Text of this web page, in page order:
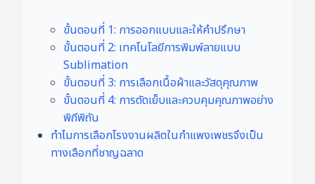
ขั้นตอนที่ 1: การออกแบบและให้คำปรึกษา
ขั้นตอนที่ 2: เทคโนโลยีการพิมพ์ลายแบบ
Sublimation
ขั้นตอนที่ 3: การเลือกเนื้อผ้าและวัสดุคุณภาพ
ขั้นตอนที่ 4: การตัดเย็บและควบคุมคุณภาพอย่าง
พิถีพิถัน
ทำไมการเลือกโรงงานผลิตในกำแพงเพชรจึงเป็น
ทางเลือกที่ชาญฉลาด